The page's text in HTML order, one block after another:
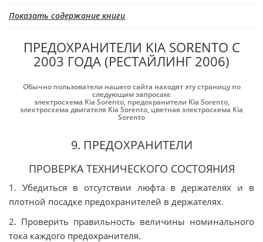
Показать содержание книги
ПРЕДОХРАНИТЕЛИ KIA SORENTO С
2003 ГОДА (РЕСТАЙЛИНГ 2006)
Обычно пользователи нашего сайта находят эту страницу по
следующим запросам:
электросхема Kia Sorento, предохранители Kia Sorento,
электросхема двигателя Kia Sorento, цветная электросхема Kia
Sorento
9. ПРЕДОХРАНИТЕЛИ
ПРОВЕРКА ТЕХНИЧЕСКОГО СОСТОЯНИЯ
1. Убедиться в отсутствии люфта в держателях и в
плотной посадке предохранителей в держателях.
2. Проверить правильность величины номинального
тока каждого предохранителя.